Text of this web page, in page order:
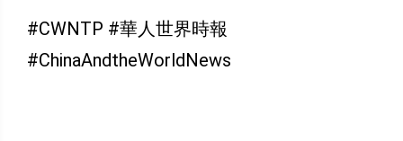
#CWNTP #華人世界時報
#ChinaAndtheWorldNews